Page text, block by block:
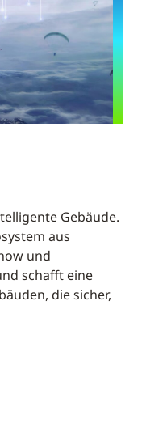
Gebäude.
aus
und
schafft eine
die sicher,